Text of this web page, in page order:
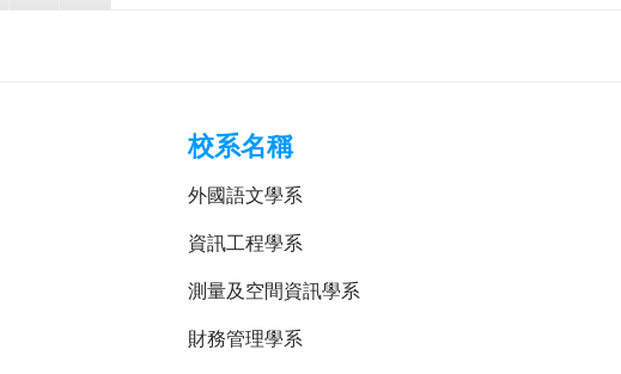
校系名稱
外國語文學系
資訊工程學系
測量及空間資訊學系
財務管理學系